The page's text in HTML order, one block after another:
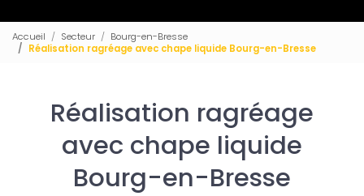
Accueil Secteur
Bourg-en-Bresse
Réalisation ragréage avec chape liquide Bourg-en-Bresse
Réalisation ragréage
avec chape liquide
Bourg-en-Bresse